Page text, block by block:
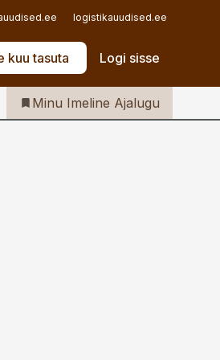
logistikauudised.ee
kuu tasuta Logi sisse
Iseteenindus
Telli Imeline Ajalugu
Minu Imeline Ajalugu